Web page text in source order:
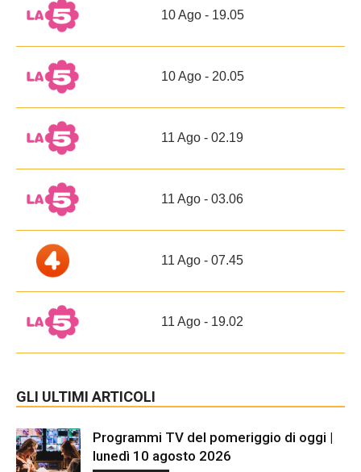
10 Ago - 19.05
10 Ago - 20.05
11 Ago - 02.19
11 Ago - 03.06
11 Ago - 07.45
11 Ago - 19.02
GLI ULTIMI ARTICOLI
Programmi TV del pomeriggio di oggi |
lunedì 10 agosto 2026